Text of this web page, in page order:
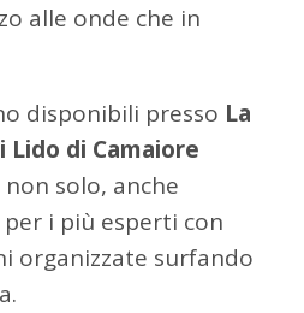
alle onde che in
disponibili presso La
Lido di Camaiore
non solo, anche
i più esperti con
organizzate surfando